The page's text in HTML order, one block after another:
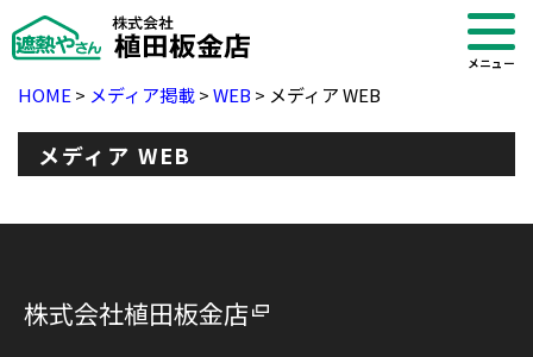
メニュー
HOME > メディア掲載>WEB > メディア WEB
メディア WEB
株式会社植田板金店